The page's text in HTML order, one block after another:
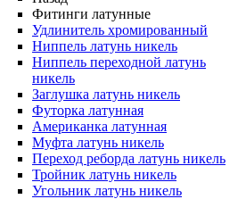
Фитинги латунные
Удлинитель хромированный
Ниппель латунь никель
Ниппель переходной латунь
никель
Заглушка латунь никель
Футорка латунная
Американка латунная
Муфта латунь никель
Переход реборда латунь никель
Тройник латунь никель
Угольник латунь никель